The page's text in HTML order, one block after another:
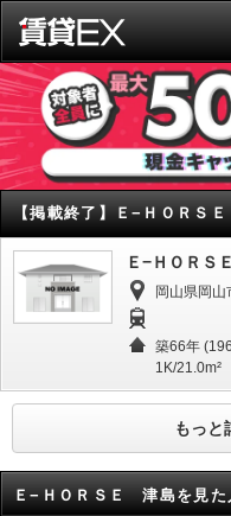
【掲載終了】 Ｅ−ＨＯＲＳ
Ｅ−ＨＯＲＳ
岡山県岡山
築66年
1K/21.0m²
もっと
Ｅ−ＨＯＲＳＥ 津島を見た